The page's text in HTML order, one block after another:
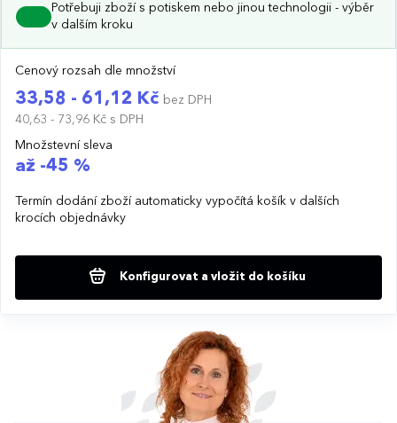
Potřebuji zboží s potiskem nebo jinou technologii - výběr
v dalším kroku
Cenový rozsah dle množství
33,58 - 61,12 Kč bez DPH
40,63 - 73,96 Kč s DPH
Množstevní sleva
až -45 %
Termín dodání zboží automaticky vypočítá košík v dalších
krocích objednávky
Konfigurovat a vložit do košíku